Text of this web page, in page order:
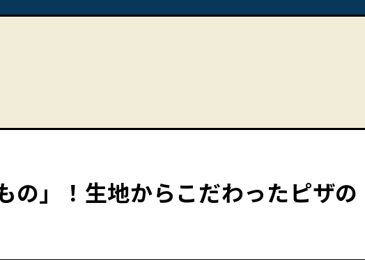
の」！生地からこだわったピザの